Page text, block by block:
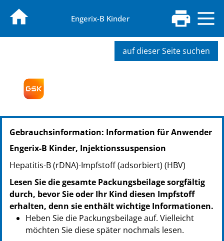
Engerix-B Kinder
auf dieser Seite suchen
PZN: 06155413
PPN: 110615541317
NTIN: 04150061554137
PPN: 110615544236
NTIN: 04150061554427
Gebrauchsinformation: Information für Anwender
Engerix-B Kinder, Injektionssuspension
Hepatitis-B (rDNA)-Impfstoff (adsorbiert) (HBV)
Lesen Sie die gesamte Packungsbeilage sorgfältig
durch, bevor Sie oder Ihr Kind diesen Impfstoff
erhalten, denn sie enthält wichtige Informationen.
Heben Sie die Packungsbeilage auf. Vielleicht
möchten Sie diese später nochmals lesen.